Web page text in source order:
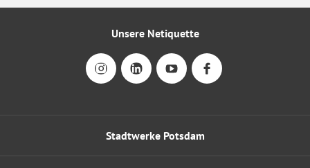
Stadtwerke Potsdam
Unsere Netiquette